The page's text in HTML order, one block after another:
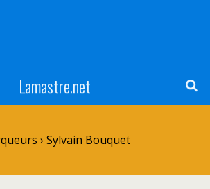
Lamastre.net
› Sylvain Bouquet